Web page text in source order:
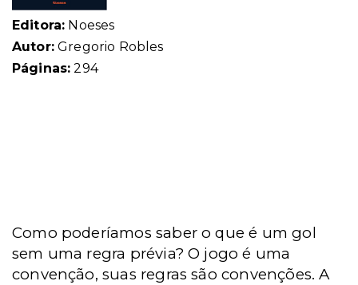
Editora: Noeses
Autor:Gregorio Robles
Páginas: 294
Como poderíamos saber o que é um gol
sem uma regra prévia? O jogo é uma
convenção, suas regras são convenções. A